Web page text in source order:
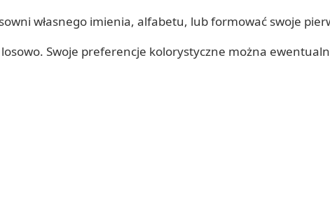
własnego imienia, alfabetu, lub formować swoje
Swoje preferencje kolorystyczne można